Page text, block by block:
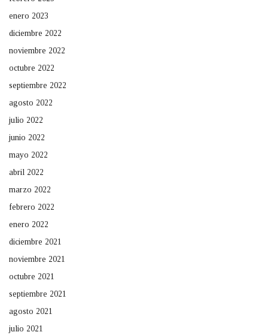
enero 2023
diciembre 2022
noviembre 2022
octubre 2022
septiembre 2022
agosto 2022
julio 2022
junio 2022
mayo 2022
abril 2022
marzo 2022
febrero 2022
enero 2022
diciembre 2021
noviembre 2021
octubre 2021
septiembre 2021
agosto 2021
julio 2021